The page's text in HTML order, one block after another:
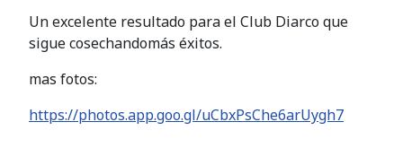
Un excelente resultado para el Club Diarco que
sigue cosechandomás éxitos.
mas fotos:
https://photos.app.goo.gl/uCbxPsChe6arUygh7